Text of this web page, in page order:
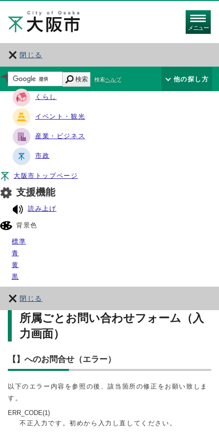
メニュー
閉じる
サイト・ナビ
くらし
イベント・観光
産業・ビジネス
市政
大阪市トップページ
支援機能
読み上げ
背景色
標準
青
黄
黒
閉じる
検索 検索ヘルプ 他の探し方
所属ごとお問い合わせフォーム（入
力画面）
【】へのお問合せ（エラー）
以下のエラー内容を参照の後、該当箇所の修正をお願い致しま
す。
ERR_CODE(1)
不正入力です。初めから入力し直してください。